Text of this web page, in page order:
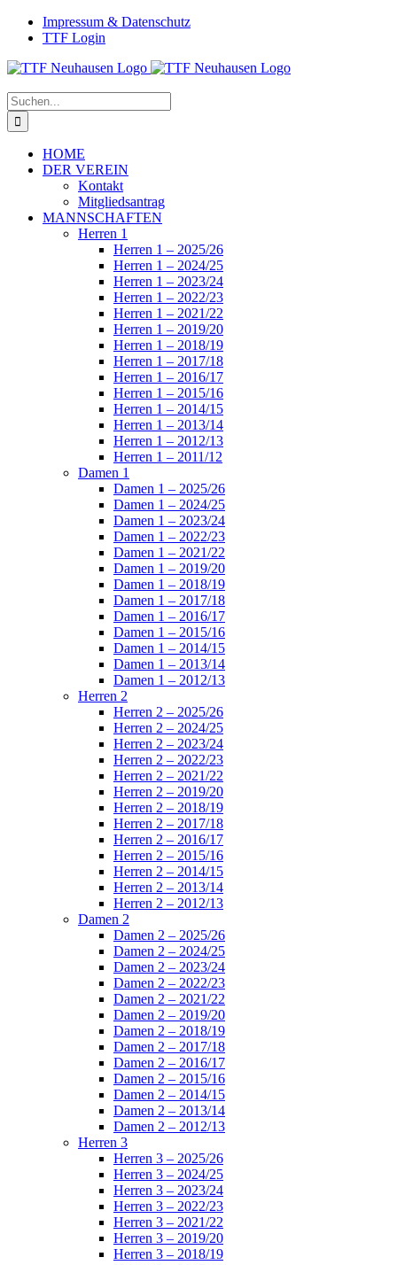
Zum
Inhalt
Facebook
InstagramImpressum & Datenschutz
TTF Login
Suche
nach:
HOME
DER VEREIN
Kontakt
Mitgliedsantrag
MANNSCHAFTEN
Herren 1
Herren 1 – 2025/26
Herren 1 – 2024/25
Herren 1 – 2023/24
Herren 1 – 2022/23
Herren 1 – 2021/22
Herren 1 – 2019/20
Herren 1 – 2018/19
Herren 1 – 2017/18
Herren 1 – 2016/17
Herren 1 – 2015/16
Herren 1 – 2014/15
Herren 1 – 2013/14
Herren 1 – 2012/13
Herren 1 – 2011/12
Damen 1
Damen 1 – 2025/26
Damen 1 – 2024/25
Damen 1 – 2023/24
Damen 1 – 2022/23
Damen 1 – 2021/22
Damen 1 – 2019/20
Damen 1 – 2018/19
Damen 1 – 2017/18
Damen 1 – 2016/17
Damen 1 – 2015/16
Damen 1 – 2014/15
Damen 1 – 2013/14
Damen 1 – 2012/13
Herren 2
Herren 2 – 2025/26
Herren 2 – 2024/25
Herren 2 – 2023/24
Herren 2 – 2022/23
Herren 2 – 2021/22
Herren 2 – 2019/20
Herren 2 – 2018/19
Herren 2 – 2017/18
Herren 2 – 2016/17
Herren 2 – 2015/16
Herren 2 – 2014/15
Herren 2 – 2013/14
Herren 2 – 2012/13
Damen 2
Damen 2 – 2025/26
Damen 2 – 2024/25
Damen 2 – 2023/24
Damen 2 – 2022/23
Damen 2 – 2021/22
Damen 2 – 2019/20
Damen 2 – 2018/19
Damen 2 – 2017/18
Damen 2 – 2016/17
Damen 2 – 2015/16
Damen 2 – 2014/15
Damen 2 – 2013/14
Damen 2 – 2012/13
Herren 3
Herren 3 – 2025/26
Herren 3 – 2024/25
Herren 3 – 2023/24
Herren 3 – 2022/23
Herren 3 – 2021/22
Herren 3 – 2019/20
Herren 3 – 2018/19